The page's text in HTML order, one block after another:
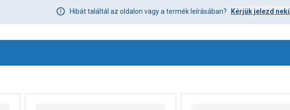
Hibát találtál az oldalon vagy a termék leírásában? Kérjük jelezd